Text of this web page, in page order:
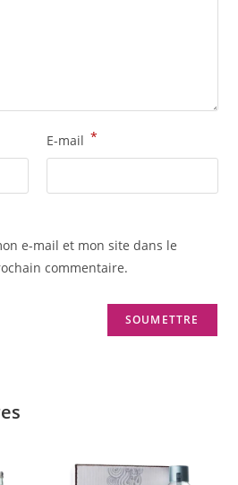
E-mail *
e-mail et mon site dans le
commentaire.